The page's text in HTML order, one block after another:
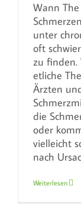
Wann
unter
oft
zu finden.
etliche
Ärzten
die
oder
vielleicht
nach
Weiterlesen